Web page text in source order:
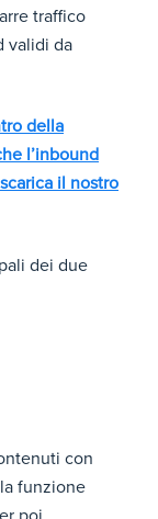
traffico
validi da
della
l’inbound
il nostro
dei due
con
funzione